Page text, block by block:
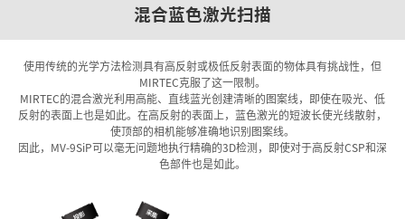
混合蓝色激光扫描
使用传统的光学方法检测具有高反射或极低反射表面的物体具有挑战性，但
MIRTEC克服了这一限制。
MIRTEC的混合激光利用高能、直线蓝光创建清晰的图案线，即使在吸光、低
反射的表面上也是如此。在高反射的表面上，蓝色激光的短波长使光线散射，
使顶部的相机能够准确地识别图案线。
因此，MV-9SiP可以毫无问题地执行精确的3D检测，即使对于高反射CSP和深
色部件也是如此。